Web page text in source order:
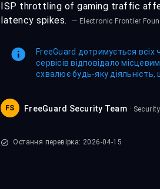
ISP throttling of gaming traffic
latency spikes.
— Electronic Frontier
FreeGuard дотримується всіх
сервісів відповідало
схвалює будь-яку
FS FreeGuard Security Team ·
Остання перевірка: 2026-04-15